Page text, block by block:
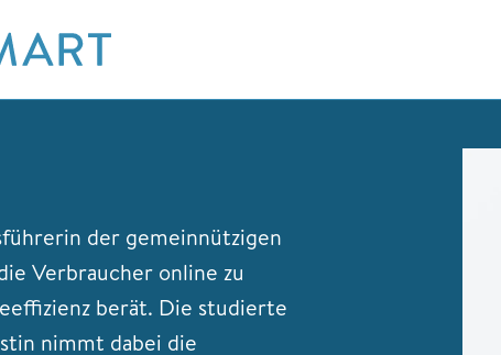
der gemeinnützigen
Verbraucher online zu
berät. Die studierte
nimmt dabei die